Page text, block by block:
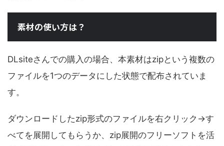
素材の使い方は？
DLsiteさんでの購入の場合、本素材はzipという複数の
ファイルを1つのデータにした状態で配布されていま
す。
ダウンロードしたzip形式のファイルを右クリック→す
べてを展開してもらうか、zip展開のフリーソフトを活